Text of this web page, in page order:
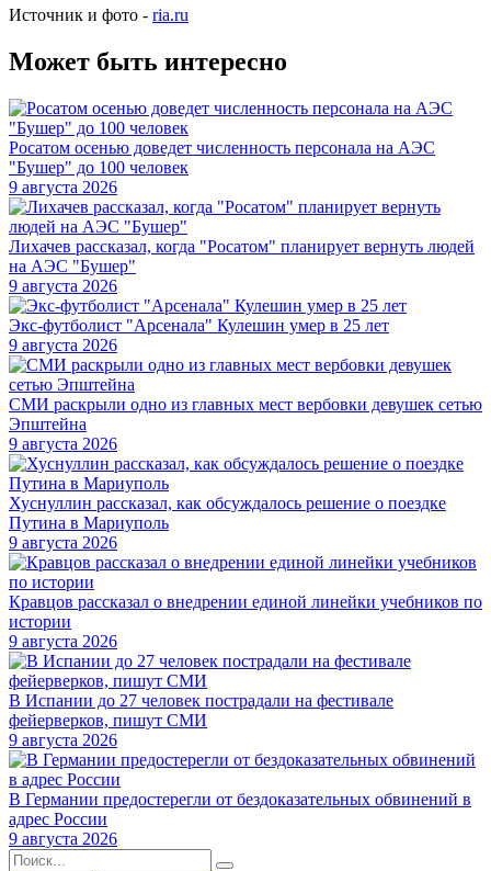
Источник и фото - ria.ru
Может быть интересно
Росатом осенью доведет численность персонала на АЭС
"Бушер" до 100 человек
9 августа 2026
Лихачев рассказал, когда "Росатом" планирует вернуть людей
на АЭС "Бушер"
9 августа 2026
Экс-футболист "Арсенала" Кулешин умер в 25 лет
9 августа 2026
СМИ раскрыли одно из главных мест вербовки девушек сетью
Эпштейна
9 августа 2026
Хуснуллин рассказал, как обсуждалось решение о поездке
Путина в Мариуполь
9 августа 2026
Кравцов рассказал о внедрении единой линейки учебников по
истории
9 августа 2026
В Испании до 27 человек пострадали на фестивале
фейерверков, пишут СМИ
9 августа 2026
В Германии предостерегли от бездоказательных обвинений в
адрес России
9 августа 2026